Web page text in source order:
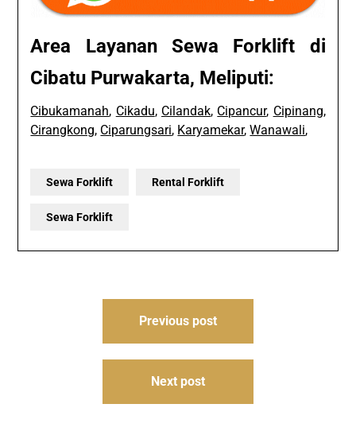
Area Layanan Sewa Forklift di
Cibatu Purwakarta, Meliputi:
Cibukamanah, Cikadu, Cilandak, Cipancur, Cipinang,
Cirangkong, Ciparungsari, Karyamekar,Wanawali,
Sewa Forklift Rental Forklift
Sewa Forklift
Previous post
Next post